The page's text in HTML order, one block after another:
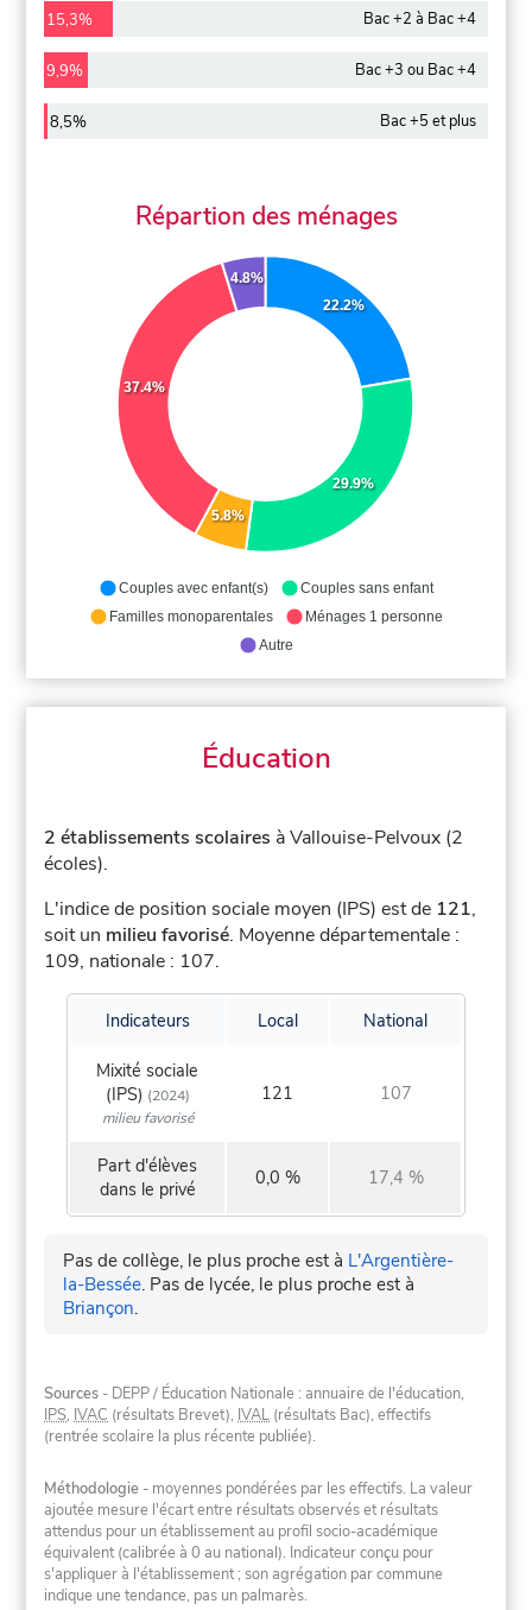
15,3% Bac +2 à Bac +4
9,9% Bac +3 ou Bac +4
8,5% Bac +5 et plus
Répartion des ménages
22.2%
29.9%
5.8%
37.4%
4.8%
Couples avec enfant(s)
Couples sans enfant
Familles monoparentales
Ménages 1 personne
Autre
Éducation
2 établissements scolaires à Vallouise-Pelvoux (2
écoles).
L'indice de position sociale moyen (IPS) est de 121,
soit un milieu favorisé. Moyenne départementale :
109, nationale : 107.
Indicateurs Local National
Mixité sociale
(IPS) (2024)
milieu favorisé
121 107
Part d'élèves
dans le privé
0,0 % 17,4 %
Pas de collège, le plus proche est à L'Argentière-
la-Bessée. Pas de lycée, le plus proche est à
Briançon.
Sources - DEPP / Éducation Nationale : annuaire de l'éducation,
IPS, IVAC (résultats Brevet), IVAL (résultats Bac), effectifs
(rentrée scolaire la plus récente publiée).
Méthodologie - moyennes pondérées par les effectifs. La valeur
ajoutée mesure l'écart entre résultats observés et résultats
attendus pour un établissement au profil socio-académique
équivalent (calibrée à 0 au national). Indicateur conçu pour
s'appliquer à l'établissement ; son agrégation par commune
indique une tendance, pas un palmarès.